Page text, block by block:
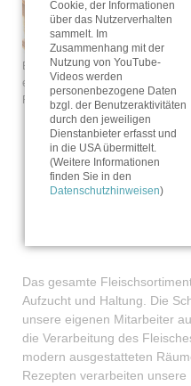
Bestellungen nehmen wir per E-
entgegen. Bitte geben Sie immer
Rückfragen an.
zu den
Das gesamte
Aufzucht und Haltung. Die
unsere eigenen Mitarbeiter
die Verarbeitung des
modern ausgestatteten
Rezepten verarbeiten
Cookie, der Informationen
über das Nutzerverhalten
sammelt. Im
Zusammenhang mit der
Nutzung von YouTube-
Videos werden
personenbezogene Daten
bzgl. der Benutzeraktivitäten
durch den jeweiligen
Dienstanbieter erfasst und
in die USA übermittelt.
(Weitere Informationen
finden Sie in den
Datenschutzhinweisen)